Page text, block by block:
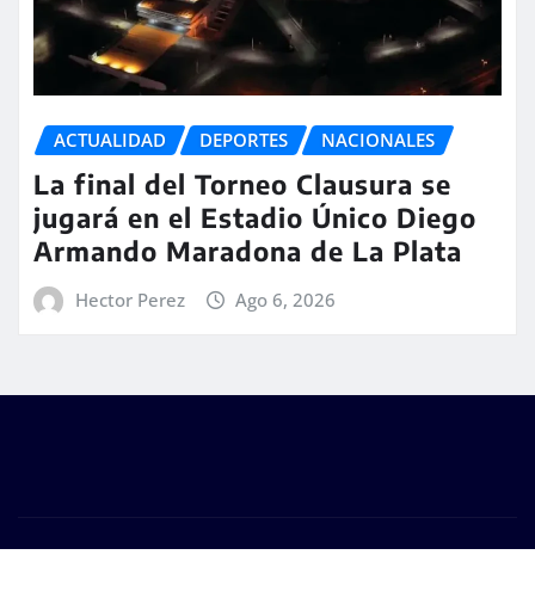
ACTUALIDAD DEPORTES NACIONALES
La final del Torneo Clausura se
jugará en el Estadio Único Diego
Armando Maradona de La Plata
Hector Perez Ago 6, 2026